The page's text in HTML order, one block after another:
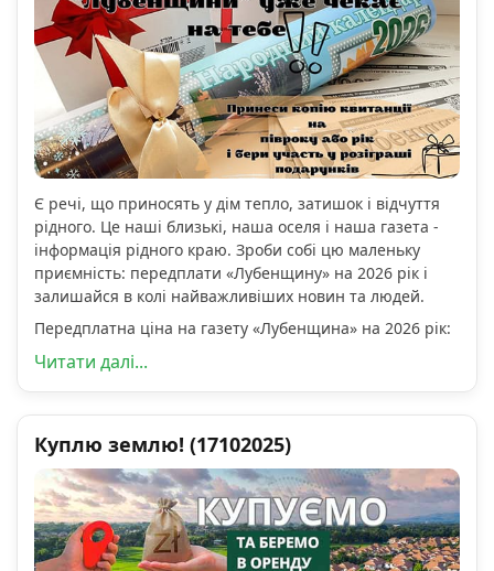
Є речі, що приносять у дім тепло, затишок і відчуття
рідного. Це наші близькі, наша оселя і наша газета -
інформація рідного краю. Зроби собі цю маленьку
приємність: передплати «Лубенщину» на 2026 рік і
залишайся в колі найважливіших новин та людей.
Передплатна ціна на газету «Лубенщина» на 2026 рік:
Читати далі...
Куплю землю! (17102025)